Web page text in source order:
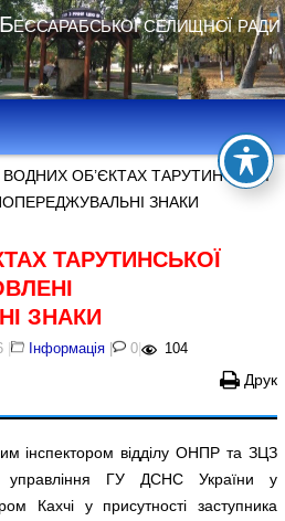
селищної ради
ВОДНИХ ОБ’ЄКТАХ ТАРУТИНСЬКОЇ
ЗНАКИ
ТАРУТИНСЬКОЇ
ЗНАКИ
| Інформація | 0 | 104
Друк
інспектором відділу ОНПР та ЗЦЗ
управління ГУ ДСНС України у
Кахчі у присутності заступника